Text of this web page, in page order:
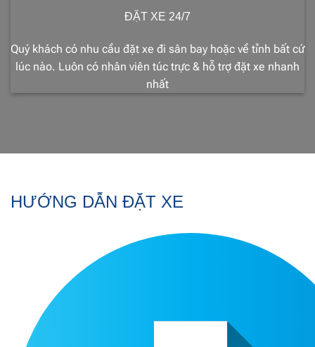
ĐẶT XE 24/7
Quý khách có nhu cầu đặt xe đi sân bay hoặc về tỉnh bất cứ
lúc nào. Luôn có nhân viên túc trực & hỗ trợ đặt xe nhanh
nhất
HƯỚNG DẪN ĐẶT XE